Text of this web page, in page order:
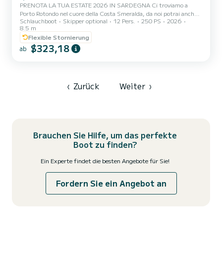
PRENOTA LA TUA ESTATE 2026 IN SARDEGNA Ci troviamo a
Porto Rotondo nel cuore della Costa Smeralda, da noi potrai anche
trovare il parcheggio della tua macchina custodito ed anche un
piccolo bar per potersi rilassare guardando il nostro meraviglioso
mare. In questo bellissimo gommone possiamo trovarci: .Doccetta
.1 Bagno .frigorifero .Tendalino copri sole .Usb .Motore Mercury
2024 200hp .Tappezzeria completa .Borsa ghiaccio .Musica Itinerari
Schlauchboot Skipper optional 12 Pers. 250 PS
2026
8.5 m
Flexible Stornierung
ab $323,18
‹ Zurück Weiter ›
Brauchen Sie Hilfe, um das perfekte
Boot zu finden?
Ein Experte findet die besten Angebote für Sie!
Fordern Sie ein Angebot an